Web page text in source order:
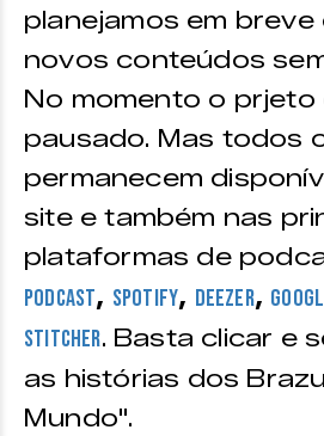
planejamos em breve
novos conteúdos
No momento o prjeto
pausado. Mas todos
permanecem
site e também nas
plataformas de
Podcast, Spotify, Deezer,
Stitcher. Basta clicar e
as histórias dos
Mundo".